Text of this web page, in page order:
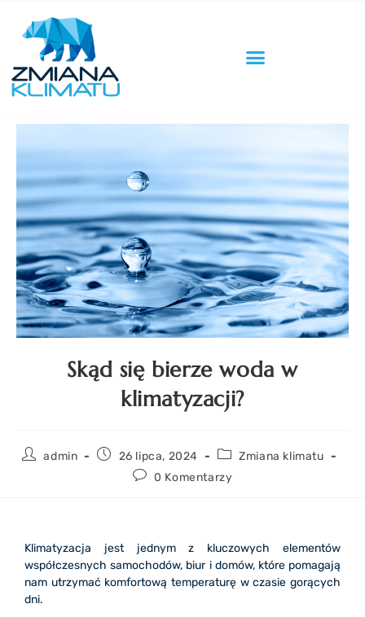
Skąd się bierze woda w
klimatyzacji?
admin 26 lipca, 2024
Zmiana klimatu
0 Komentarzy
Klimatyzacja jest jednym z kluczowych elementów
współczesnych samochodów, biur i domów, które pomagają
nam utrzymać komfortową temperaturę w czasie gorących
dni.